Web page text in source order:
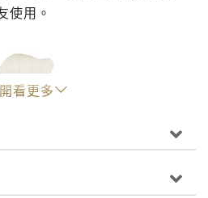
使用。
看更多